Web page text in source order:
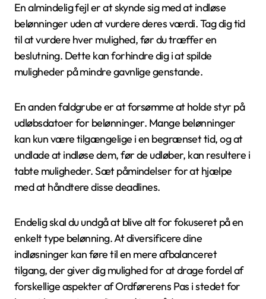
En almindelig fejl er at skynde sig med at indløse
belønninger uden at vurdere deres værdi. Tag dig tid
til at vurdere hver mulighed, før du træffer en
beslutning. Dette kan forhindre dig i at spilde
muligheder på mindre gavnlige genstande.
En anden faldgrube er at forsømme at holde styr på
udløbsdatoer for belønninger. Mange belønninger
kan kun være tilgængelige i en begrænset tid, og at
undlade at indløse dem, før de udløber, kan resultere i
tabte muligheder. Sæt påmindelser for at hjælpe
med at håndtere disse deadlines.
Endelig skal du undgå at blive alt for fokuseret på en
enkelt type belønning. At diversificere dine
indløsninger kan føre til en mere afbalanceret
tilgang, der giver dig mulighed for at drage fordel af
forskellige aspekter af Ordførerens Pas i stedet for